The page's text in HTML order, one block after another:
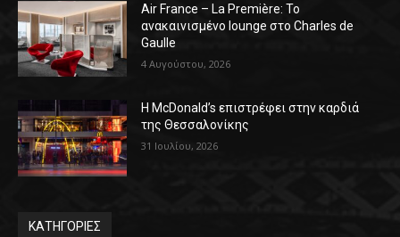
Air France – La Première: Το
ανακαινισμένο lounge στο Charles de
Gaulle
4 Αυγούστου, 2026
Η McDonald’s επιστρέφει στην καρδιά
της Θεσσαλονίκης
31 Ιουλίου, 2026
ΚΑΤΗΓΟΡΙΕΣ